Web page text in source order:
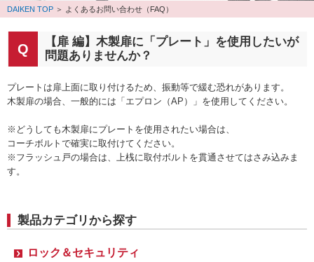
DAIKEN TOP ＞ よくあるお問い合わせ（FAQ）
【扉 編】木製扉に「プレート」を使用したいが
問題ありませんか？
プレートは扉上面に取り付けるため、振動等で緩む恐れがあります。
木製扉の場合、一般的には「エプロン（AP）」を使用してください。
※どうしても木製扉にプレートを使用されたい場合は、
コーチボルトで確実に取付けてください。
※フラッシュ戸の場合は、上桟に取付ボルトを貫通させてはさみ込みま
す。
製品カテゴリから探す
ロック＆セキュリティ